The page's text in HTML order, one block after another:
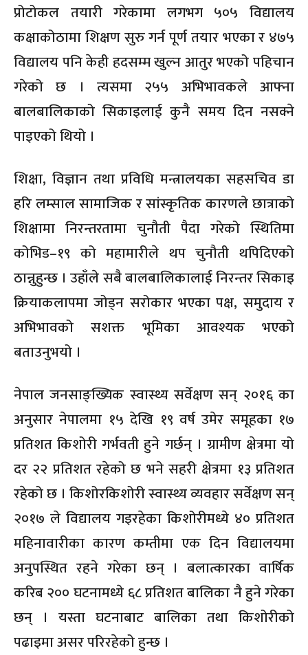
प्रोटोकल तयारी गरेकामा लगभग ५०५ विद्यालय
कक्षाकोठामा शिक्षण सुरु गर्न पूर्ण तयार भएका र ४७५
विद्यालय पनि केही हदसम्म खुल्न आतुर भएको पहिचान
गरेको छ । त्यसमा २५५ अभिभावकले आफ्ना
बालबालिकाको सिकाइलाई कुनै समय दिन नसक्ने
पाइएको थियो ।
शिक्षा, विज्ञान तथा प्रविधि मन्त्रालयका सहसचिव डा
हरि लम्साल सामाजिक र सांस्कृतिक कारणले छात्राको
शिक्षामा निरन्तरतामा चुनौती पैदा गरेको स्थितिमा
कोभिड–१९ को महामारीले थप चुनौती थपिदिएको
ठान्नुहुन्छ । उहाँले सबै बालबालिकालाई निरन्तर सिकाइ
क्रियाकलापमा जोड्न सरोकार भएका पक्ष, समुदाय र
अभिभावको सशक्त भूमिका आवश्यक भएको
बताउनुभयो ।
नेपाल जनसाङ्ख्यिक स्वास्थ्य सर्वेक्षण सन् २०१६ का
अनुसार नेपालमा १५ देखि १९ वर्ष उमेर समूहका १७
प्रतिशत किशोरी गर्भवती हुने गर्छन् । ग्रामीण क्षेत्रमा यो
दर २२ प्रतिशत रहेको छ भने सहरी क्षेत्रमा १३ प्रतिशत
रहेको छ । किशोरकिशोरी स्वास्थ्य व्यवहार सर्वेक्षण सन्
२०१७ ले विद्यालय गइरहेका किशोरीमध्ये ४० प्रतिशत
महिनावारीका कारण कम्तीमा एक दिन विद्यालयमा
अनुपस्थित रहने गरेका छन् । बलात्कारका वार्षिक
करिब २०० घटनामध्ये ६८ प्रतिशत बालिका नै हुने गरेका
छन् । यस्ता घटनाबाट बालिका तथा किशोरीको
पढाइमा असर परिरहेको हुन्छ ।